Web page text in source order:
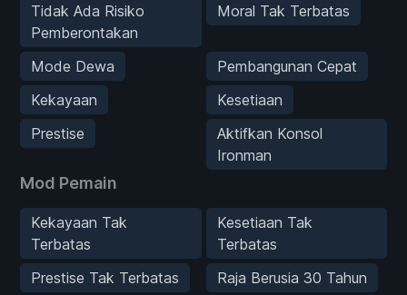
Tidak Ada Risiko
Pemberontakan
Moral Tak Terbatas
Mode Dewa
Pembangunan Cepat
Kekayaan
Kesetiaan
Prestise
Aktifkan Konsol
Ironman
Mod Pemain
Kekayaan Tak
Terbatas
Kesetiaan Tak
Terbatas
Prestise Tak Terbatas
Raja Berusia 30 Tahun